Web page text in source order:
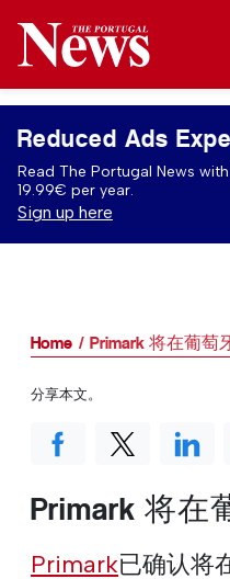
Reduced Ads
Read The Portugal News
19.99€ per year.
Sign up here
Home Primark 将在葡萄
Primark 将在
Primark已确认将
分享本文。